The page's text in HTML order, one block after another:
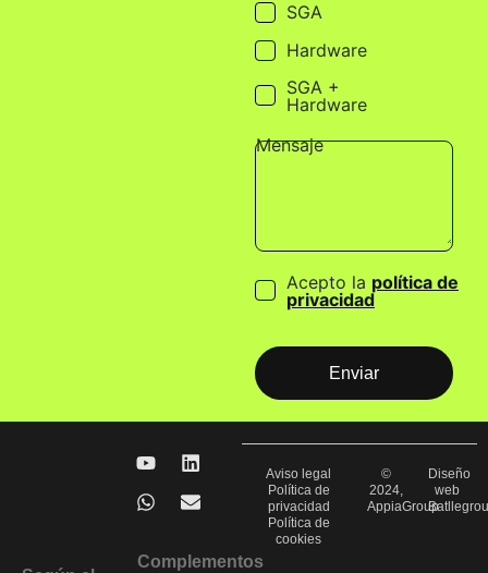
SGA
Hardware
SGA +
Hardware
Mensaje
Acepto la política de
privacidad
Complementos
Aviso legal
Política de
privacidad
Política de
cookies
©
2024,
AppiaGroup
Diseño
web